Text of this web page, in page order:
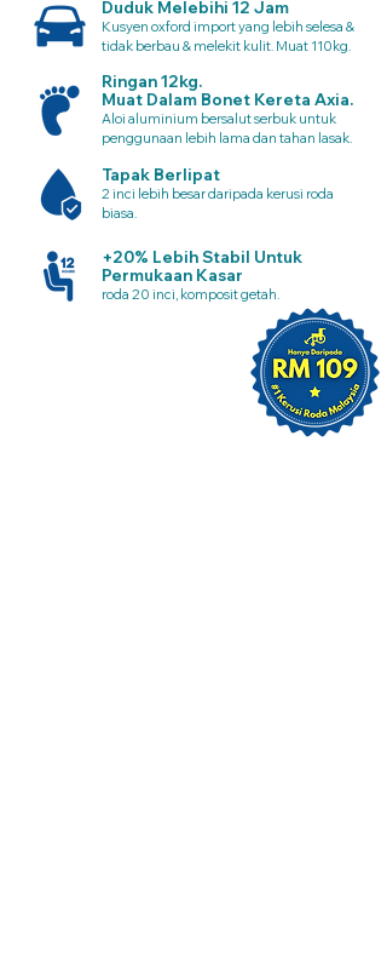
Duduk Melebihi 12 Jam
Kusyen oxford import yang lebih selesa &
tidak berbau & melekit kulit. Muat 110kg.
Ringan 12kg.
Muat Dalam Bonet Kereta Axia.
Aloi aluminium bersalut serbuk untuk
penggunaan lebih lama dan tahan lasak.
Tapak Berlipat
2 inci lebih besar daripada kerusi roda
biasa.
+20% Lebih Stabil Untuk
Permukaan Kasar
roda 20 inci, komposit getah.